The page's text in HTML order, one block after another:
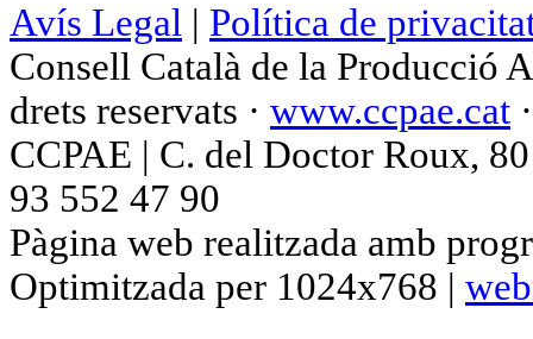
Avís Legal | Política de
Consell Català de la Producció
drets reservats · www.ccpae.cat
CCPAE | C. del Doctor Roux,
93 552 47 90
Pàgina web realitzada amb
Optimitzada per 1024x768 |